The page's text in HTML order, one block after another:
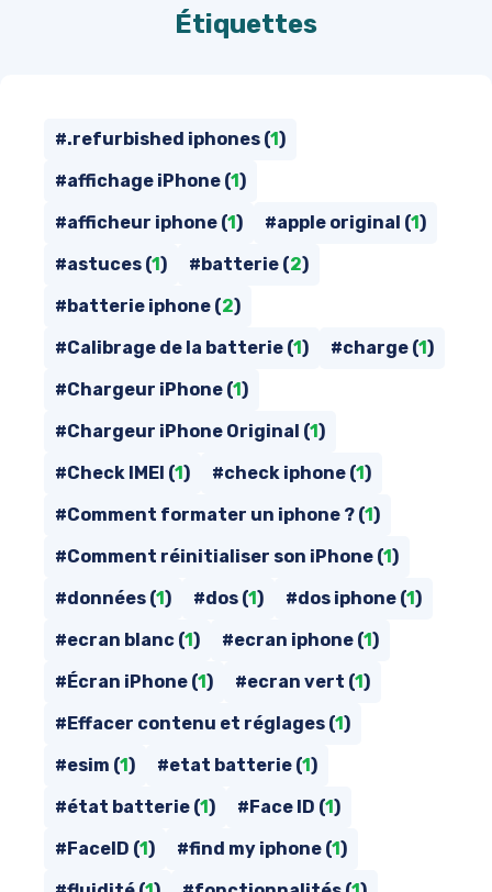
Étiquettes
#.refurbished iphones (1 )
#affichage iPhone (1 )
#afficheur iphone (1 ) #apple original (1 )
#astuces (1 ) #batterie (2)
#batterie iphone (2)
#Calibrage de la batterie (1 ) #charge (1 )
#Chargeur iPhone (1 )
#Chargeur iPhone Original (1 )
#Check IMEI (1 ) #check iphone (1 )
#Comment formater un iphone ? (1 )
#Comment réinitialiser son iPhone (1 )
#données (1 ) #dos (1 ) #dos iphone (1 )
#ecran blanc (1 ) #ecran iphone (1 )
#Écran iPhone (1 ) #ecran vert (1 )
#Effacer contenu et réglages (1 )
#esim (1 ) #etat batterie (1 )
#état batterie (1 ) #Face ID (1 )
#FaceID (1 ) #find my iphone (1 )